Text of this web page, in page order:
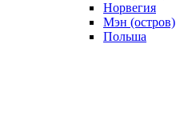
Норвегия
Мэн (остров)
Польша